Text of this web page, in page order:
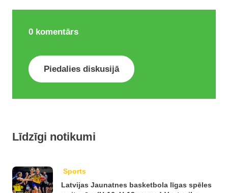
0 komentārs
Piedalies diskusijā
Līdzīgi notikumi
Sports
Latvijas Jaunatnes basketbola līgas spēles